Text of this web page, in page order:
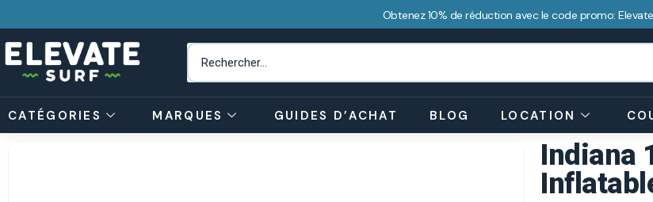
Obtenez 10% de réduction avec le code promo:
CATÉGORIES MARQUES GUIDES D’ACHAT BLOG LOCATION
Indiana